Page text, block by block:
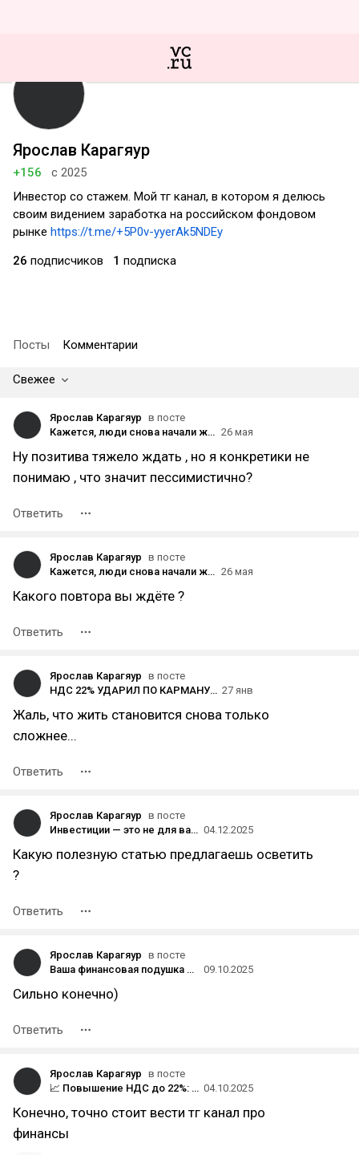
Ярослав Карагяур
+156
с 2025
Инвестор со стажем. Мой тг канал, в котором я делюсь
своим видением заработка на российском фондовом
рынке https://t.me/+5P0v-yyerAk5NDEy
26 подписчиков 1 подписка
Посты Комментарии
Свежее
Ярослав Карагяур в посте
Кажется, люди снова начали жить “на чёрный день” 26 мая
Ну позитива тяжело ждать , но я конкретики не
понимаю , что значит пессимистично?
Ответить
Ярослав Карагяур в посте
Кажется, люди снова начали жить “на чёрный день” 26 мая
Какого повтора вы ждёте ?
Ответить
Ярослав Карагяур в посте
НДС 22% УДАРИЛ ПО КАРМАНУ. А ВЫ ЕЩЁ НЕ ВСЁ УВИДЕЛИ. 27 янв
Жаль, что жить становится снова только
сложнее...
Ответить
Ярослав Карагяур в посте
Инвестиции — это не для вас. Пока. 04.12.2025
Какую полезную статью предлагаешь осветить
?
Ответить
Ярослав Карагяур в посте
Ваша финансовая подушка безопасности — это самообман. Почему 6 зарплат вас не спасут
09.10.2025
Сильно конечно)
Ответить
Ярослав Карагяур в посте
📈 Повышение НДС до 22%: скрытый налог на бедных и удар по экономике 04.10.2025
Конечно, точно стоит вести тг канал про
финансы